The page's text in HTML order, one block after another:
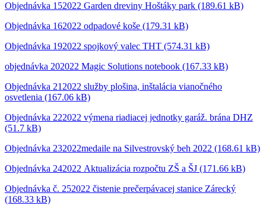
Objednávka 152022 Garden dreviny Hoštáky park (189.61 kB)
Objednávka 162022 odpadové koše (179.31 kB)
Objednávka 192022 spojkový valec THT (574.31 kB)
objednávka 202022 Magic Solutions notebook (167.33 kB)
Objednávka 212022 služby plošina, inštalácia vianočného
osvetlenia (167.06 kB)
Objednávka 222022 výmena riadiacej jednotky garáž. brána DHZ
(51.7 kB)
Objednávka 232022medaile na Silvestrovský beh 2022 (168.61 kB)
Objednávka 242022 Aktualizácia rozpočtu ZŠ a ŠJ (171.66 kB)
Objednávka č. 252022 čistenie prečerpávacej stanice Zárecký
(168.33 kB)